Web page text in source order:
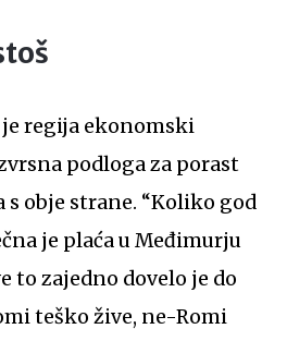
je regija ekonomski
podloga za porast
obje strane. “Koliko god
je plaća u Međimurju
to zajedno dovelo je do
teško žive, ne-Romi